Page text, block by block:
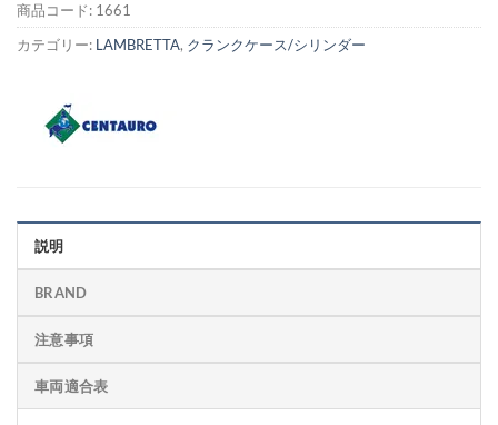
商品コード: 1661
カテゴリー: LAMBRETTA, クランクケース/シリンダー
説明
BRAND
注意事項
車両適合表